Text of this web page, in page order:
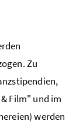
Zu
Film" und im
werden